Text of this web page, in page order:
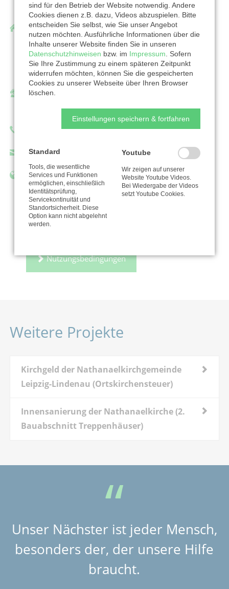
Ev.-Luth. Nathanaelkirchgemeinde Leipzig-
Lindenau
Rietschelstraße 10
04177 Leipzig
Ansprechpartner/in:
Dorothea Braun
Telefon: 03414206199
info@nathanaelgemeinde.de
https://www.nathanaelgemeinde.de/
Zur Organisation
Nutzungsbedingungen
Weitere Projekte
Kirchgeld der Nathanaelkirchgemeinde
Leipzig-Lindenau (Ortskirchensteuer)
Innensanierung der Nathanaelkirche (2.
Bauabschnitt Treppenhäuser)
Unser Nächster ist jeder Mensch,
besonders der, der unsere Hilfe
braucht.
sind für den Betrieb der Website notwendig. Andere
Cookies dienen z.B. dazu, Videos abzuspielen. Bitte
entscheiden Sie selbst, wie Sie unser Angebot
nutzen möchten. Ausführliche Informationen über die
Inhalte unserer Website finden Sie in unseren
Datenschutzhinweisen bzw. im Impressum . Sofern
Sie Ihre Zustimmung zu einem späteren Zeitpunkt
widerrufen möchten, können Sie die gespeicherten
Cookies zu unserer Webseite über Ihren Browser
löschen.
Einstellungen speichern & fortfahren
Standard
Tools, die wesentliche
Services und Funktionen
ermöglichen, einschließlich
Identitätsprüfung,
Servicekontinuität und
Standortsicherheit. Diese
Option kann nicht abgelehnt
werden.
Youtube
Wir zeigen auf unserer
Website Youtube Videos.
Bei Wiedergabe der Videos
setzt Youtube Cookies.